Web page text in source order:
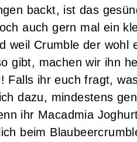
backt, ist das
auch gern mal ein
weil Crumble der wohl
gibt, machen wir ihn
Falls ihr euch fragt,
dazu, mindestens
ihr Macadmia
beim